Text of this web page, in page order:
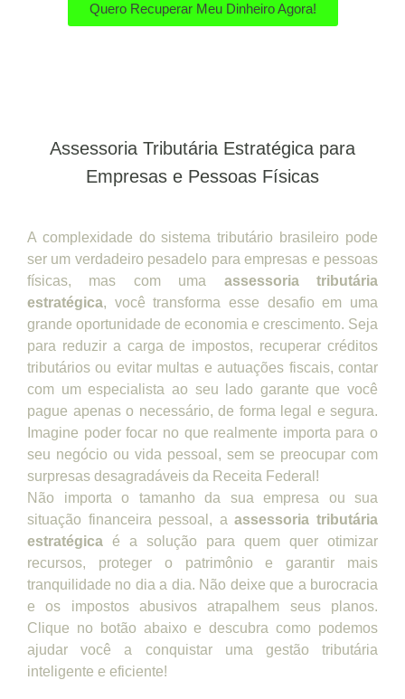
Quero Recuperar Meu Dinheiro Agora!
Assessoria Tributária Estratégica para
Empresas e Pessoas Físicas
A complexidade do sistema tributário brasileiro pode
ser um verdadeiro pesadelo para empresas e pessoas
físicas, mas com uma assessoria tributária
estratégica, você transforma esse desafio em uma
grande oportunidade de economia e crescimento. Seja
para reduzir a carga de impostos, recuperar créditos
tributários ou evitar multas e autuações fiscais, contar
com um especialista ao seu lado garante que você
pague apenas o necessário, de forma legal e segura.
Imagine poder focar no que realmente importa para o
seu negócio ou vida pessoal, sem se preocupar com
surpresas desagradáveis da Receita Federal!
Não importa o tamanho da sua empresa ou sua
situação financeira pessoal, aassessoria tributária
estratégica é a solução para quem quer otimizar
recursos, proteger o patrimônio e garantir mais
tranquilidade no dia a dia. Não deixe que a burocracia
e os impostos abusivos atrapalhem seus planos.
Clique no botão abaixo e descubra como podemos
ajudar você a conquistar uma gestão tributária
inteligente e eficiente!